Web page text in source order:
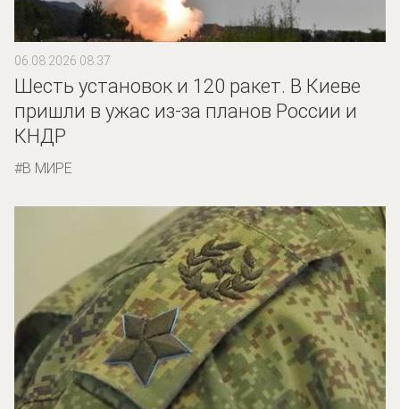
06.08.2026 08:37
Шесть установок и 120 ракет. В Киеве
пришли в ужас из-за планов России и
КНДР
В МИРЕ